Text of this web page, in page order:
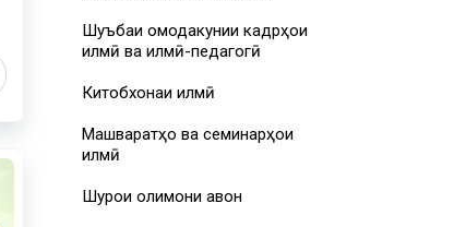
Шуъбаи омодакунии кадрҳои
илмӣ ва илмӣ-педагогӣ
Китобхонаи илмӣ
Машваратҳо ва семинарҳои
илмӣ
Шурои олимони ҷавон